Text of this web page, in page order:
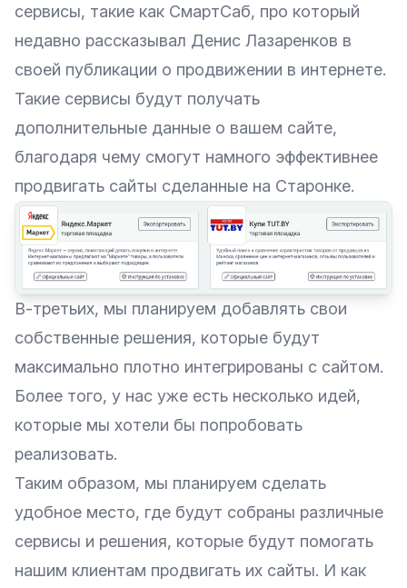
сервисы, такие как СмартСаб, про который
недавно рассказывал Денис Лазаренков в
своей публикации о продвижении в интернете.
Такие сервисы будут получать
дополнительные данные о вашем сайте,
благодаря чему смогут намного эффективнее
продвигать сайты сделанные на Старонке.
В-третьих, мы планируем добавлять свои
собственные решения, которые будут
максимально плотно интегрированы с сайтом.
Более того, у нас уже есть несколько идей,
которые мы хотели бы попробовать
реализовать.
Таким образом, мы планируем сделать
удобное место, где будут собраны различные
сервисы и решения, которые будут помогать
нашим клиентам продвигать их сайты. И как